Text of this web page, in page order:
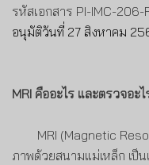
รหัสเอกสาร PI-IMC-206-
อนุมัติวันที่ 27 สิงหาคม
MRI คืออะไร และตรวจอะไ
MRI (Magnetic
ภาพด้วยสนามแม่เหล็ก เป็